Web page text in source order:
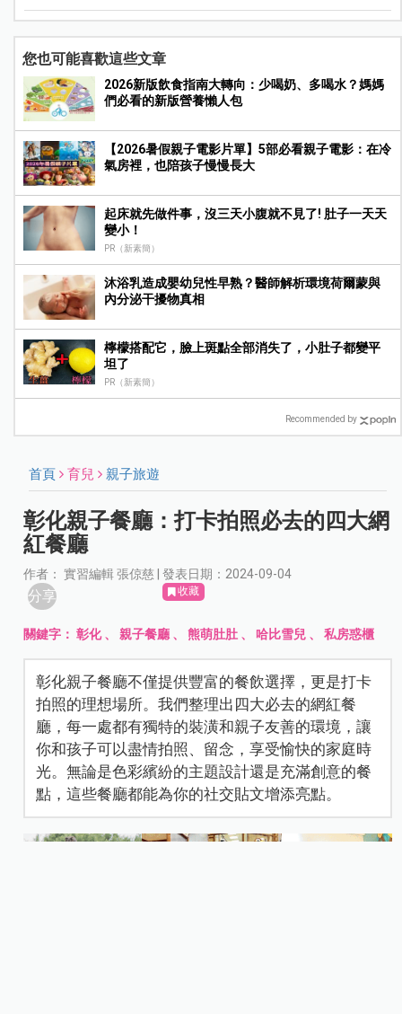
您也可能喜歡這些文章
2026新版飲食指南大轉向：少喝奶、多喝水？媽媽
們必看的新版營養懶人包
【2026暑假親子電影片單】5部必看親子電影：在冷
氣房裡，也陪孩子慢慢長大
起床就先做件事，沒三天小腹就不見了! 肚子一天天
變小！
PR（新素簡）
沐浴乳造成嬰幼兒性早熟？醫師解析環境荷爾蒙與
內分泌干擾物真相
檸檬搭配它，臉上斑點全部消失了，小肚子都變平
坦了
PR（新素簡）
Recommended by
首頁 育兒 親子旅遊
彰化親子餐廳：打卡拍照必去的四大網
紅餐廳
作者： 實習編輯 張倞慈 | 發表日期：2024-09-04
分享 收藏
關鍵字：彰化、親子餐廳 、熊萌肚肚 、哈比雪兒 、私房惑櫃
彰化親子餐廳不僅提供豐富的餐飲選擇，更是打卡
拍照的理想場所。我們整理出四大必去的網紅餐
廳，每一處都有獨特的裝潢和親子友善的環境，讓
你和孩子可以盡情拍照、留念，享受愉快的家庭時
光。無論是色彩繽紛的主題設計還是充滿創意的餐
點，這些餐廳都能為你的社交貼文增添亮點。